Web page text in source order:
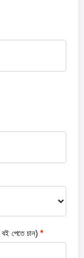
পেতে চান) *